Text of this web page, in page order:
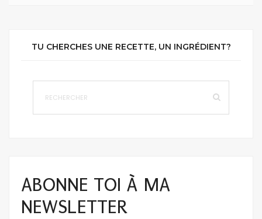
TU CHERCHES UNE RECETTE, UN INGRÉDIENT?
ABONNE TOI À MA
NEWSLETTER